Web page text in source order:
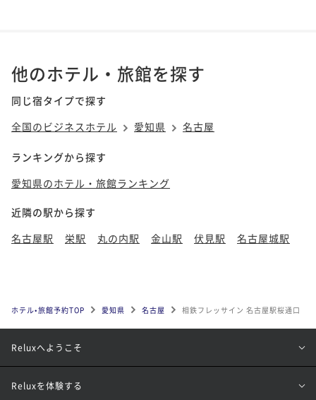
他のホテル・旅館を探す
同じ宿タイプで探す
全国のビジネスホテル
愛知県 名古屋
ランキングから探す
愛知県のホテル・旅館ランキング
近隣の駅から探す
名古屋駅
栄駅 丸の内駅 金山駅 伏見駅 名古屋城駅
ホテル•旅館予約TOP 愛知県 名古屋 相鉄フレッサイン 名古屋駅桜通口
Reluxへようこそ
Reluxを体験する